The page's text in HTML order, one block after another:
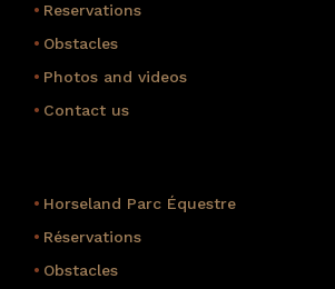
• Reservations
• Obstacles
• Photos and videos
• Contact us
• Horseland Parc Équestre
• Réservations
• Obstacles